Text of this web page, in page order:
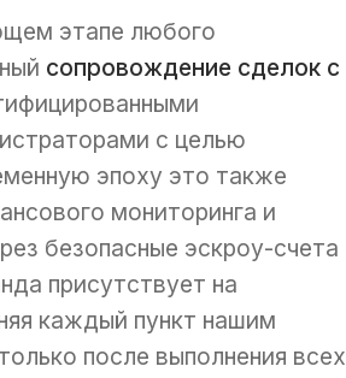
этапе любого
сопровождение сделок с
с целью
эпоху это также
мониторинга и
безопасные эскроу-счета
присутствует на
каждый пункт нашим
после выполнения всех